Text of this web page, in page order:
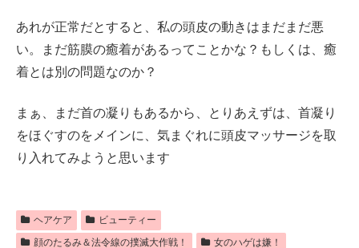
あれが正常だとすると、私の頭皮の動きはまだまだ悪
い。まだ筋膜の癒着があるってことかな？もしくは、癒
着とは別の問題なのか？
まぁ、まだ首の凝りもあるから、とりあえずは、首凝り
をほぐすのをメインに、気まぐれに頭皮マッサージを取
り入れてみようと思います
ヘアケア
ビューティー
顔のたるみ＆法令線の撲滅大作戦！
女のハゲは嫌！